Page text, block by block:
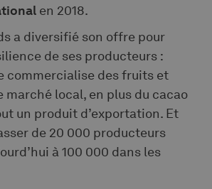
en 2018.
a diversifié son offre pour
de ses producteurs :
commercialise des fruits et
marché local, en plus du cacao
un produit d’exportation. Et
de 20 000 producteurs
à 100 000 dans les